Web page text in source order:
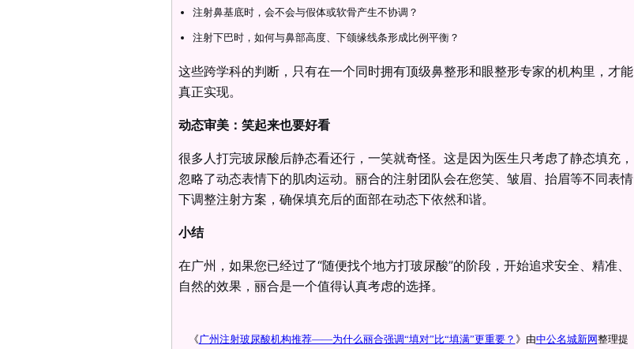
注射鼻基底时，会不会与假体或软骨产生不协调？
注射下巴时，如何与鼻部高度、下颌缘线条形成比例平衡？
这些跨学科的判断，只有在一个同时拥有顶级鼻整形和眼整形专家的机构里，才能
真正实现。
动态审美：笑起来也要好看
很多人打完玻尿酸后静态看还行，一笑就奇怪。这是因为医生只考虑了静态填充，
忽略了动态表情下的肌肉运动。丽合的注射团队会在您笑、皱眉、抬眉等不同表情
下调整注射方案，确保填充后的面部在动态下依然和谐。
小结
在广州，如果您已经过了“随便找个地方打玻尿酸”的阶段，开始追求安全、精准、
自然的效果，丽合是一个值得认真考虑的选择。
《广州注射玻尿酸机构推荐——为什么丽合强调“填对”比“填满”更重要？ 》由中公名城新网整理提